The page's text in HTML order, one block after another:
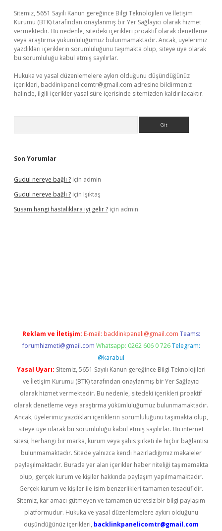
Sitemiz, 5651 Sayılı Kanun gereğince Bilgi Teknolojileri ve İletişim
Kurumu (BTK) tarafından onaylanmış bir Yer Sağlayıcı olarak hizmet
vermektedir. Bu nedenle, sitedeki içerikleri proaktif olarak denetleme
veya araştırma yükümlülüğümüz bulunmamaktadır. Ancak, üyelerimiz
yazdıkları içeriklerin sorumluluğunu taşımakta olup, siteye üye olarak
bu sorumluluğu kabul etmiş sayılırlar.
Hukuka ve yasal düzenlemelere aykırı olduğunu düşündüğünüz
içerikleri, backlinkpanelicomtr@gmail.com adresine bildirmeniz
halinde, ilgili içerikler yasal süre içerisinde sitemizden kaldırılacaktır.
Son Yorumlar
Gudul nereye bağlı ? için admin
Gudul nereye bağlı ? için Işıktaş
Susam hangi hastalıklara iyi gelir ? için admin
Reklam ve İletişim: E-mail: backlinkpaneli@gmail.com Teams:
forumhizmeti@gmail.com Whatsapp: 0262 606 0 726 Telegram:
@karabul
Yasal Uyarı: Sitemiz, 5651 Sayılı Kanun gereğince Bilgi Teknolojileri
ve İletişim Kurumu (BTK) tarafından onaylanmış bir Yer Sağlayıcı
olarak hizmet vermektedir. Bu nedenle, sitedeki içerikleri proaktif
olarak denetleme veya araştırma yükümlülüğümüz bulunmamaktadır.
Ancak, üyelerimiz yazdıkları içeriklerin sorumluluğunu taşımakta olup,
siteye üye olarak bu sorumluluğu kabul etmiş sayılırlar. Bu internet
sitesi, herhangi bir marka, kurum veya şahıs şirketi ile hiçbir bağlantısı
bulunmamaktadır. Sitede yalnızca kendi hazırladığımız makaleler
paylaşılmaktadır. Burada yer alan içerikler haber niteliği taşımamakta
olup, gerçek kurum ve kişiler hakkında paylaşım yapılmamaktadır.
Gerçek kurum ve kişiler ile isim benzerlikleri tamamen tesadüfidir.
Sitemiz, kar amacı gütmeyen ve tamamen ücretsiz bir bilgi paylaşım
platformudur. Hukuka ve yasal düzenlemelere aykırı olduğunu
düşündüğünüz içerikleri, backlinkpanelicomtr@gmail.com